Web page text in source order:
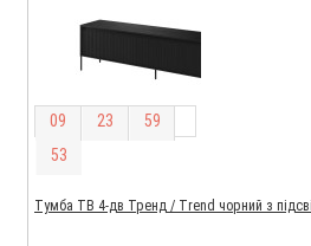
09 23 59
52
Тумба ТВ 4-дв Тренд / Trend чорний з